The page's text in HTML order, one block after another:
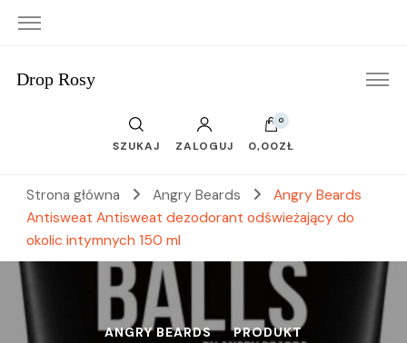
Drop Rosy
SZUKAJ ZALOGUJ
0
0,00ZŁ
Strona główna Angry Beards
Angry Beards
Antisweat Antisweat dezodorant odświeżający do
okolic intymnych 150 ml
ANGRY BEARDS PRODUKT